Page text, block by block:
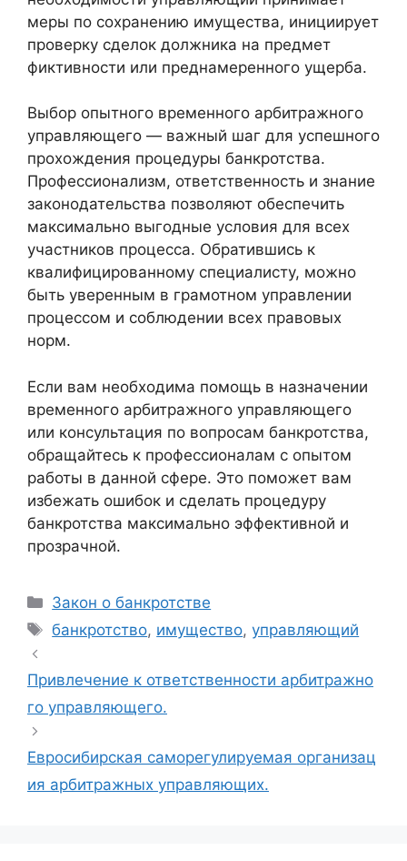
меры по сохранению имущества, инициирует
проверку сделок должника на предмет
фиктивности или преднамеренного ущерба.
Выбор опытного временного арбитражного
управляющего — важный шаг для успешного
прохождения процедуры банкротства.
Профессионализм, ответственность и знание
законодательства позволяют обеспечить
максимально выгодные условия для всех
участников процесса. Обратившись к
квалифицированному специалисту, можно
быть уверенным в грамотном управлении
процессом и соблюдении всех правовых
норм.
Если вам необходима помощь в назначении
временного арбитражного управляющего
или консультация по вопросам банкротства,
обращайтесь к профессионалам с опытом
работы в данной сфере. Это поможет вам
избежать ошибок и сделать процедуру
банкротства максимально эффективной и
прозрачной.
Рубрики
Закон о банкротстве
Метки
банкротство, имущество,управляющий
Привлечение к ответственности арбитражно
го управляющего.
Евросибирская саморегулируемая организац
ия арбитражных управляющих.